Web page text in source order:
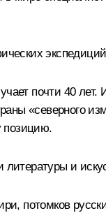
почти 40
«северного
позицию.
и
потомков